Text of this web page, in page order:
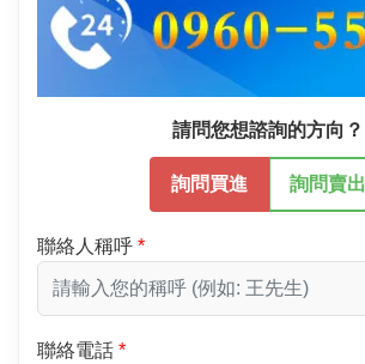
請問您想諮詢的方向？
詢問買進 詢問賣出
聯絡人稱呼
聯絡電話